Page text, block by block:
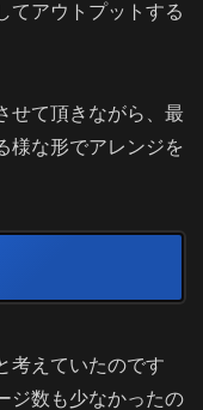
てアウトプットする
せて頂きながら、最
様な形でアレンジを
考えていたのです
ジ数も少なかったの